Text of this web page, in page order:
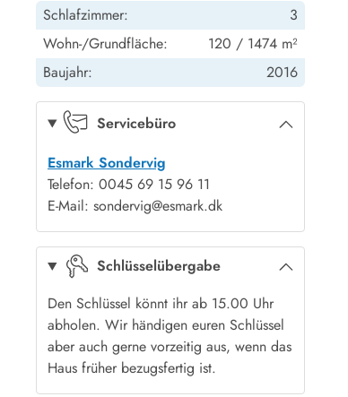
Schlafzimmer:
3
Wohn-/Grundfläche:
120 / 1474 m²
Baujahr:
2016
Servicebüro
Esmark Sondervig
Telefon: 0045 69 15 96 11
E-Mail: sondervig@esmark.dk
Schlüsselübergabe
Den Schlüssel könnt ihr ab 15.00 Uhr
abholen. Wir händigen euren Schlüssel
aber auch gerne vorzeitig aus, wenn das
Haus früher bezugsfertig ist.